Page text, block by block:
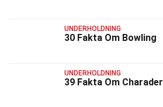
UNDERHOLDNING
30 Fakta Om Bowling
UNDERHOLDNING
39 Fakta Om Charader